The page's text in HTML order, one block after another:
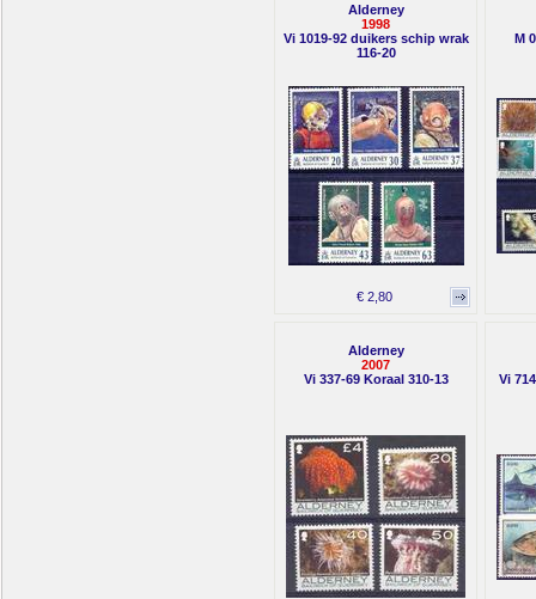
Alderney
1998
Vi 1019-92 duikers schip wrak
116-20
€ 2,80
M
Alderney
2007
Vi 337-69 Koraal 310-13
Vi